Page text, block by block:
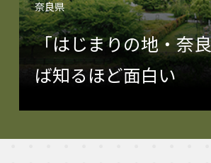
奈良県
「はじまりの地・奈
ば知るほど面白い